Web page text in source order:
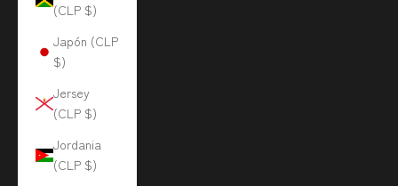
(CLP $)
Japón (CLP
$)
Jersey
(CLP $)
Jordania
(CLP $)